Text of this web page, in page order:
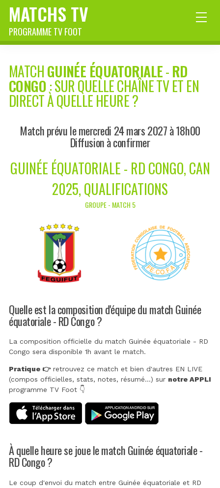
MATCHS TV
PROGRAMME TV FOOT
MATCHGUINÉE ÉQUATORIALE-RD
CONGO: SUR QUELLE CHAÎNE TV ET EN
DIRECT À QUELLE HEURE ?
Match prévu le mercredi 24 mars 2027 à 18h00
Diffusion à confirmer
GUINÉE ÉQUATORIALE - RD CONGO, CAN
2025, QUALIFICATIONS
GROUPE - MATCH 5
Quelle est la composition d'équipe du match Guinée
équatoriale - RD Congo ?
La composition officielle du match Guinée équatoriale - RD
Congo sera disponible 1h avant le match.
Pratique 👉retrouvez ce match et bien d'autres EN LIVE
(compos officielles, stats, notes, résumé...) sur notre APPLI
programme TV Foot 👇
À quelle heure se joue le match Guinée équatoriale -
RD Congo ?
Le coup d'envoi du match entre Guinée équatoriale et RD